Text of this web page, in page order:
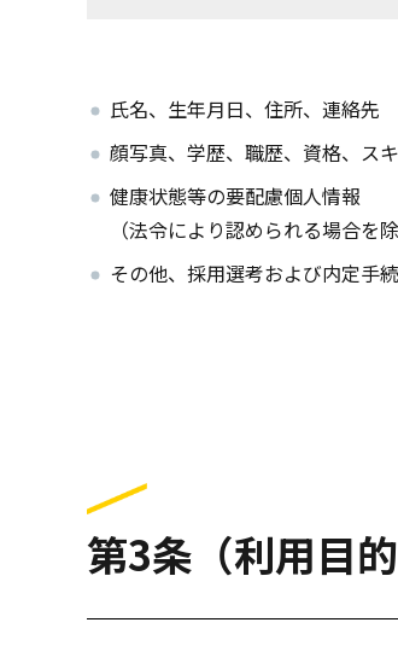
氏名、生年月日、住所、連絡先
顔写真、学歴、職歴、資格、ス
健康状態等の要配慮個人情報
（法令により認められる場合を
その他、採用選考および内定手
第3条（利用目的